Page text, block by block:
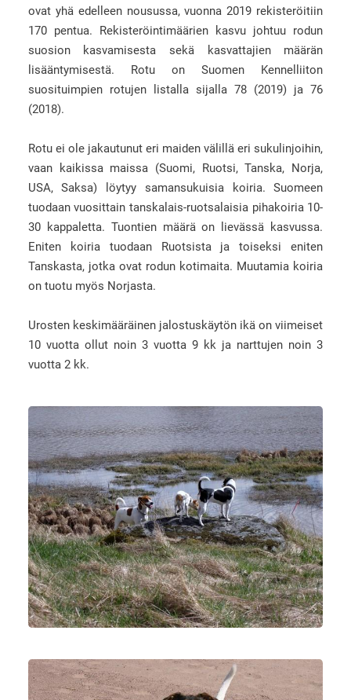
ovat yhä edelleen nousussa, vuonna 2019 rekisteröitiin
170 pentua. Rekisteröintimäärien kasvu johtuu rodun
suosion kasvamisesta sekä kasvattajien määrän
lisääntymisestä. Rotu on Suomen Kennelliiton
suosituimpien rotujen listalla sijalla 78 (2019) ja 76
(2018).
Rotu ei ole jakautunut eri maiden välillä eri sukulinjoihin,
vaan kaikissa maissa (Suomi, Ruotsi, Tanska, Norja,
USA, Saksa) löytyy samansukuisia koiria. Suomeen
tuodaan vuosittain tanskalais-ruotsalaisia pihakoiria 10-
30 kappaletta. Tuontien määrä on lievässä kasvussa.
Eniten koiria tuodaan Ruotsista ja toiseksi eniten
Tanskasta, jotka ovat rodun kotimaita. Muutamia koiria
on tuotu myös Norjasta.
Urosten keskimääräinen jalostuskäytön ikä on viimeiset
10 vuotta ollut noin 3 vuotta 9 kk ja narttujen noin 3
vuotta 2 kk.